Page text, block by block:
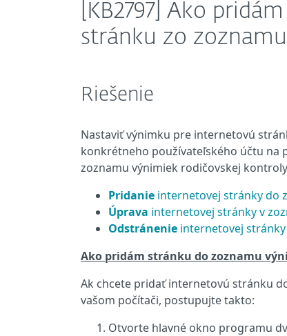
[KB2797] Ako
stránku zo
Riešenie
Nastaviť výnimku pre internetovú
konkrétneho používateľského účtu
zoznamu výnimiek rodičovskej
Pridanie internetovej stránky do
Úprava internetovej stránky v
Odstránenie internetovej
Ako pridám stránku do zoznamu
Ak chcete pridať internetovú stránku
vašom počítači, postupujte takto:
Otvorte hlavné okno programu